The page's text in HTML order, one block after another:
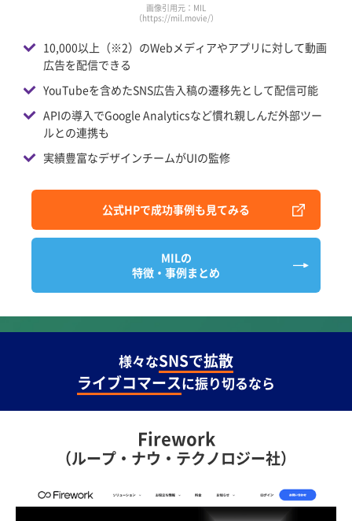
画像引用元：MIL
（https://mil.movie/）
10,000以上（※2）のWebメディアやアプリに対して動画
広告を配信できる
YouTubeを含めたSNS広告入稿の遷移先として配信可能
APIの導入でGoogle Analyticsなど慣れ親しんだ外部ツー
ルとの連携も
実績豊富なデザインチームがUIの監修
公式HPで成功事例も見てみる
MILの
特徴・事例まとめ
様々なSNSで拡散
ライブコマースに振り切るなら
Firework
（ループ・ナウ・テクノロジー社）